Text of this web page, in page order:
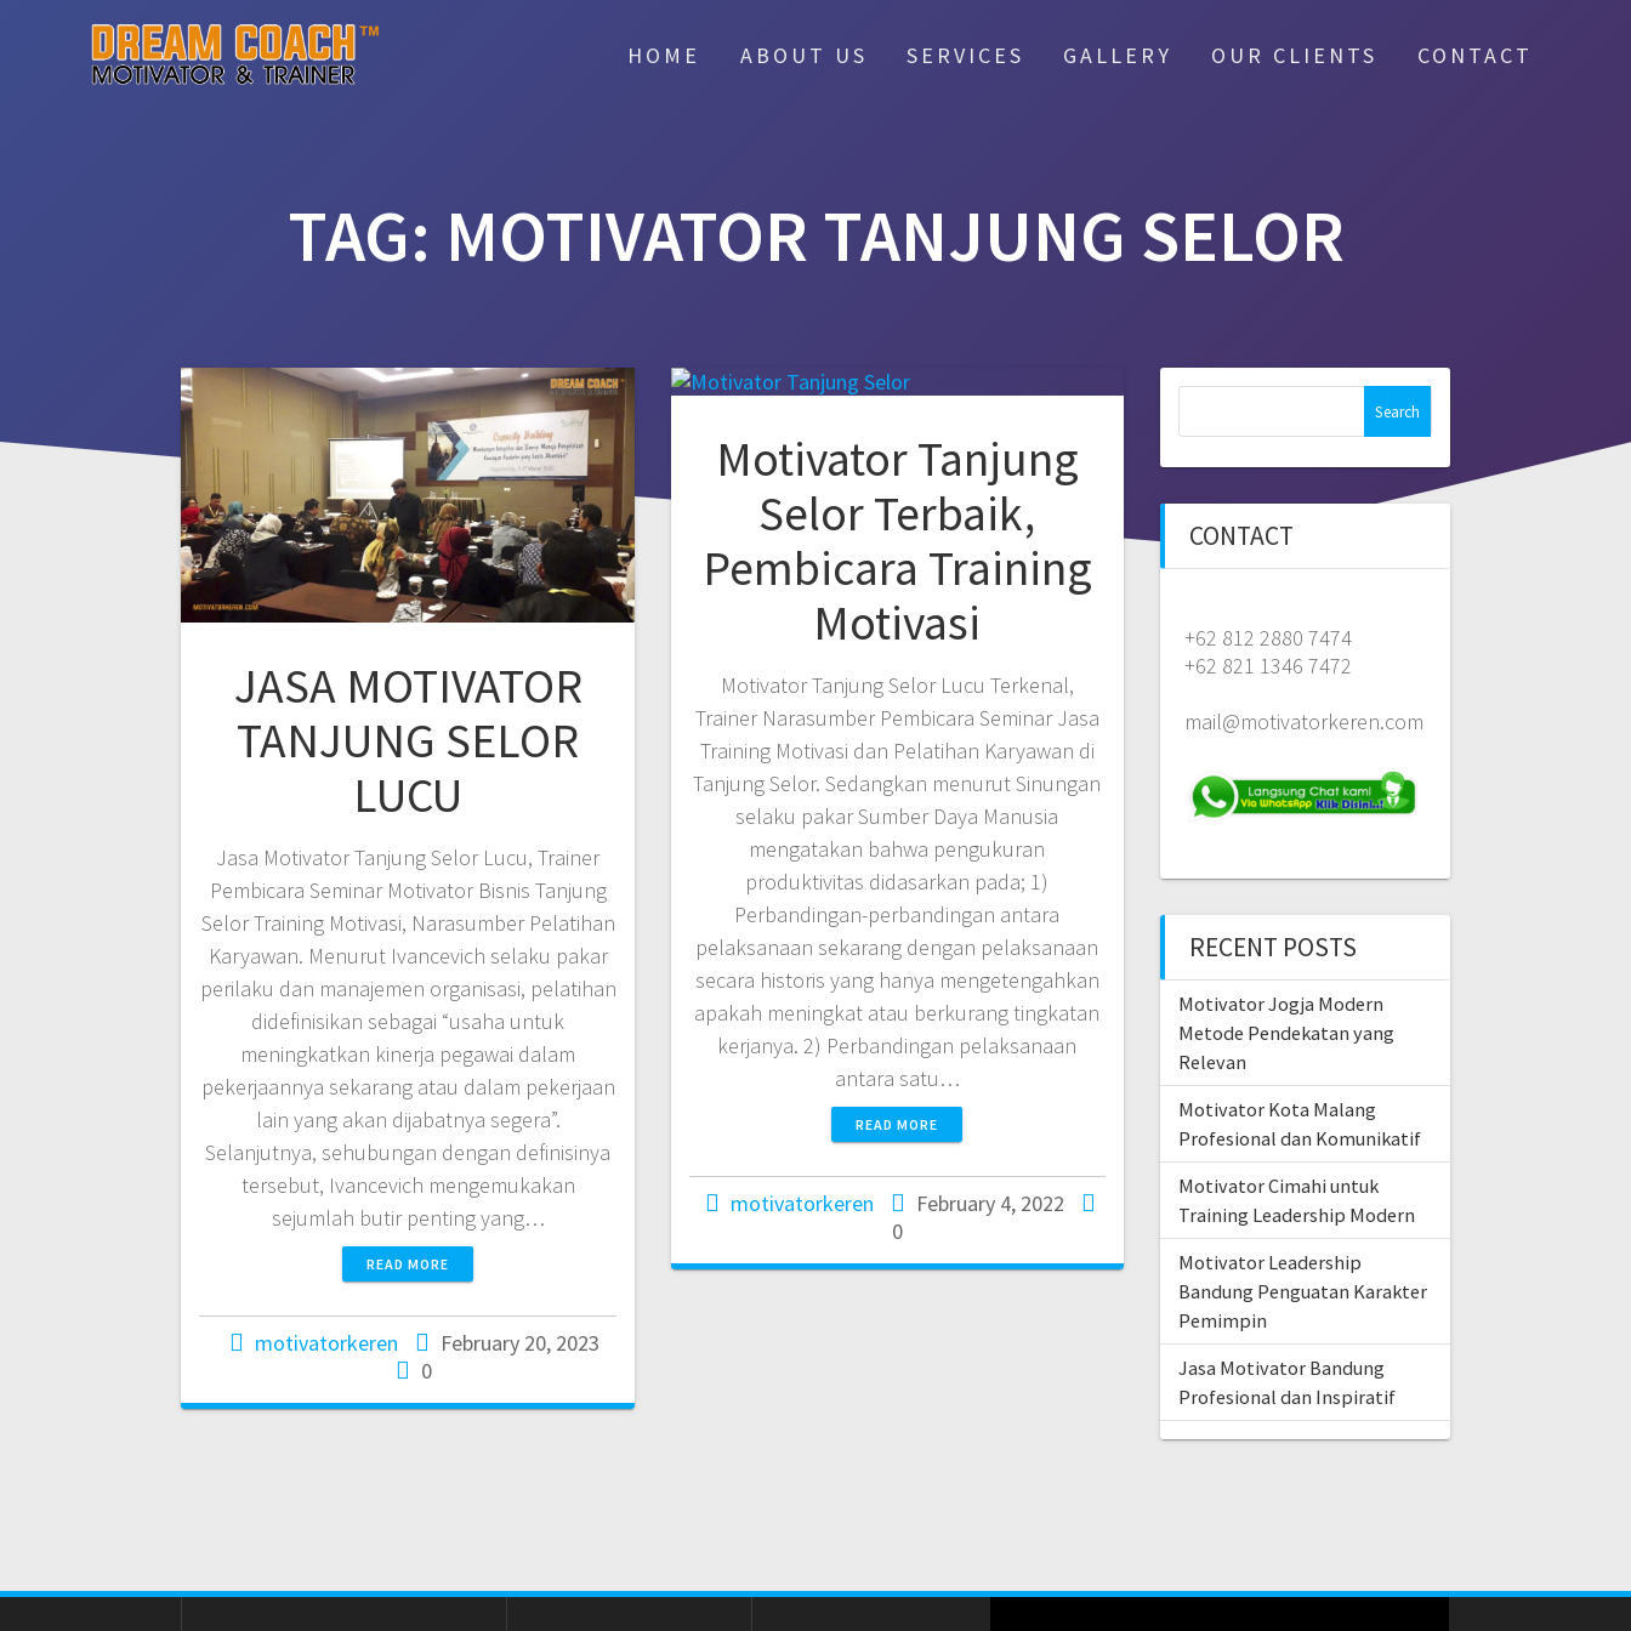
HOME ABOUT US SERVICES GALLERY OUR CLIENTS CONTACT
TAG: MOTIVATOR TANJUNG SELOR
JASA MOTIVATOR
TANJUNG SELOR
LUCU
Jasa Motivator Tanjung Selor Lucu, Trainer
Pembicara Seminar Motivator Bisnis Tanjung
Selor Training Motivasi, Narasumber Pelatihan
Karyawan. Menurut Ivancevich selaku pakar
perilaku dan manajemen organisasi, pelatihan
didefinisikan sebagai “usaha untuk
meningkatkan kinerja pegawai dalam
pekerjaannya sekarang atau dalam pekerjaan
lain yang akan dijabatnya segera”.
Selanjutnya, sehubungan dengan definisinya
tersebut, Ivancevich mengemukakan
sejumlah butir penting yang…
READ MORE
motivatorkeren
February 20, 2023
0
Motivator Tanjung
Selor Terbaik,
Pembicara Training
Motivasi
Motivator Tanjung Selor Lucu Terkenal,
Trainer Narasumber Pembicara Seminar Jasa
Training Motivasi dan Pelatihan Karyawan di
Tanjung Selor. Sedangkan menurut Sinungan
selaku pakar Sumber Daya Manusia
mengatakan bahwa pengukuran
produktivitas didasarkan pada; 1)
Perbandingan-perbandingan antara
pelaksanaan sekarang dengan pelaksanaan
secara historis yang hanya mengetengahkan
apakah meningkat atau berkurang tingkatan
kerjanya. 2) Perbandingan pelaksanaan
antara satu…
READ MORE
motivatorkeren
February 4, 2022
0
CONTACT
+62 812 2880 7474
+62 821 1346 7472
mail@motivatorkeren.com
RECENT POSTS
Motivator Jogja Modern
Metode Pendekatan yang
Relevan
Motivator Kota Malang
Profesional dan Komunikatif
Motivator Cimahi untuk
Training Leadership Modern
Motivator Leadership
Bandung Penguatan Karakter
Pemimpin
Jasa Motivator Bandung
Profesional dan Inspiratif